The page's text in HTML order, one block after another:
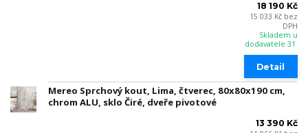
18 190 Kč
15 033 Kč bez
DPH
Skladem u
dodavatele 31
Detail
Mereo Sprchový kout, Lima, čtverec, 80x80x190 cm,
chrom ALU, sklo Čiré, dveře pivotové
13 390 Kč